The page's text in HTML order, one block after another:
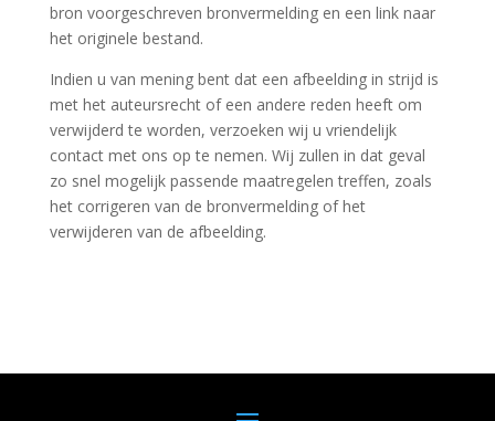
bron voorgeschreven bronvermelding en een link naar
het originele bestand.
Indien u van mening bent dat een afbeelding in strijd is
met het auteursrecht of een andere reden heeft om
verwijderd te worden, verzoeken wij u vriendelijk
contact met ons op te nemen. Wij zullen in dat geval
zo snel mogelijk passende maatregelen treffen, zoals
het corrigeren van de bronvermelding of het
verwijderen van de afbeelding.